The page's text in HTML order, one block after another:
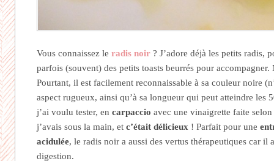
Vous connaissez leradis noir ? J’adore déjà les petits radis,
parfois (souvent) des petits toasts beurrés pour
Pourtant, il est facilement reconnaissable à sa couleur noire
aspect rugueux, ainsi qu’à sa longueur qui peut atteindre les
j’ai voulu tester, encarpaccio avec une vinaigrette faite
j’avais sous la main, etc’était délicieux ! Parfait pour une
acidulée, le radis noir a aussi des vertus thérapeutiques car il
digestion.